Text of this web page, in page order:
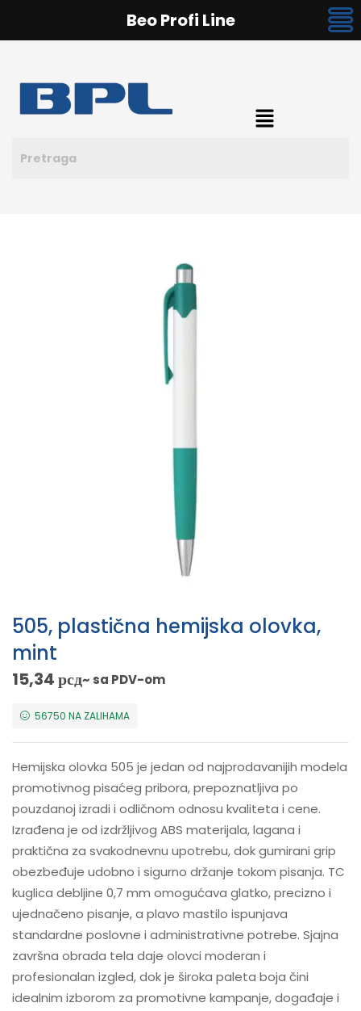
505, plastična hemijska olovka,
mint
15,34рсд~ sa PDV-om
56750 NA ZALIHAMA
Hemijska olovka 505 je jedan od najprodavanijih modela
promotivnog pisaćeg pribora, prepoznatljiva po
pouzdanoj izradi i odličnom odnosu kvaliteta i cene.
Izrađena je od izdržljivog ABS materijala, lagana i
praktična za svakodnevnu upotrebu, dok gumirani grip
obezbeđuje udobno i sigurno držanje tokom pisanja. TC
kuglica debljine 0,7 mm omogućava glatko, precizno i
ujednačeno pisanje, a plavo mastilo ispunjava
standardne poslovne i administrativne potrebe. Sjajna
završna obrada tela daje olovci moderan i
profesionalan izgled, dok je široka paleta boja čini
idealnim izborom za promotivne kampanje, događaje i
Beo Profi Line